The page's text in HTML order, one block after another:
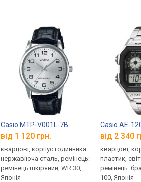
Casio MTP-V001L-7B
від 1 120 грн.
кварцові, корпус годинника
нержавіюча сталь, ремінець:
ремінець шкіряний, WR 30,
Японія
Casio AE-
від 2 340
кварцові,
пластик,
ремінець:
100, Японія